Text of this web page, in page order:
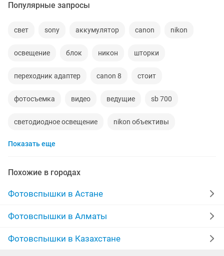
Популярные запросы
свет sony аккумулятор canon nikon
освещение блок никон шторки
переходник адаптер canon 8 стоит
фотосъемка видео ведущие sb 700
светодиодное освещение nikon объективы
canon eos
зарядка аккумулятора
note iphone pro max
аккумуляторы для ноутбуков
Показать еще
Похожие в городах
Фотовспышки в Астане
Фотовспышки в Алматы
Фотовспышки в Казахстане